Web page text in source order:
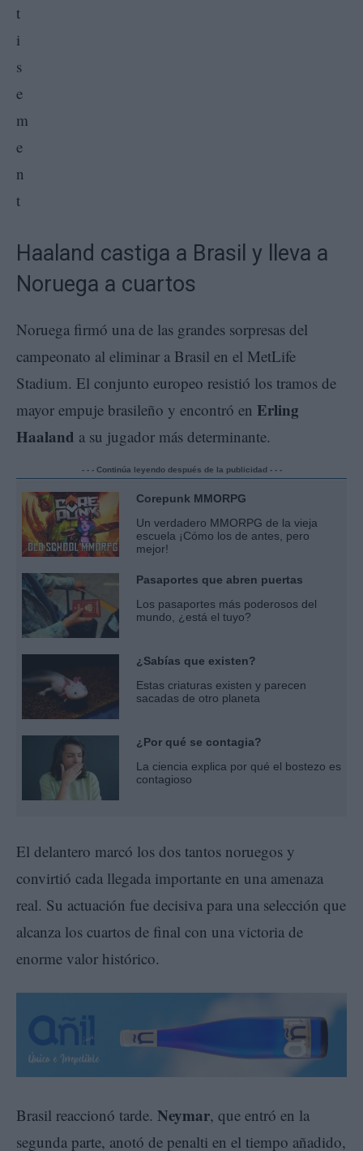
Haaland castiga a Brasil y lleva a
Noruega a cuartos
Noruega firmó una de las grandes sorpresas del
campeonato al eliminar a Brasil en el MetLife
Stadium. El conjunto europeo resistió los tramos de
mayor empuje brasileño y encontró en Erling
Haaland a su jugador más determinante.
- - - Continúa leyendo después de la publicidad - - -
Corepunk MMORPG
Un verdadero MMORPG de la vieja
escuela ¡Cómo los de antes, pero
mejor!
Pasaportes que abren puertas
Los pasaportes más poderosos del
mundo, ¿está el tuyo?
¿Sabías que existen?
Estas criaturas existen y parecen
sacadas de otro planeta
¿Por qué se contagia?
La ciencia explica por qué el bostezo es
contagioso
El delantero marcó los dos tantos noruegos y
convirtió cada llegada importante en una amenaza
real. Su actuación fue decisiva para una selección que
alcanza los cuartos de final con una victoria de
enorme valor histórico.
Brasil reaccionó tarde. Neymar, que entró en la
segunda parte, anotó de penalti en el tiempo añadido,